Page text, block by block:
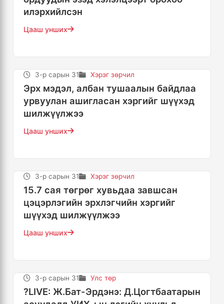
илэрхийлсэн
Цааш унших
3-р сарын 31 Хэрэг зөрчил
Эрх мэдэл, албан тушаалын байдлаа
урвуулан ашигласан хэргийг шүүхэд
шилжүүлжээ
Цааш унших
3-р сарын 31 Хэрэг зөрчил
15.7 сая төгрөг хувьдаа завшсан
цэцэрлэгийн эрхлэгчийн хэргийг
шүүхэд шилжүүлжээ
Цааш унших
3-р сарын 31 Улс төр
?LIVE: Ж.Бат-Эрдэнэ: Д.Цогтбаатарын